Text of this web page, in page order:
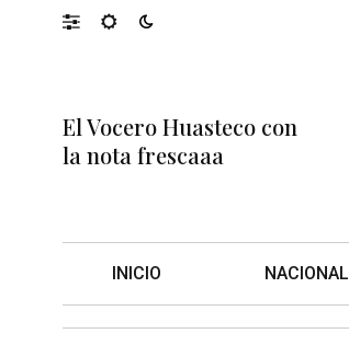
El Vocero Huasteco con
la nota frescaaa
INICIO NACIONAL